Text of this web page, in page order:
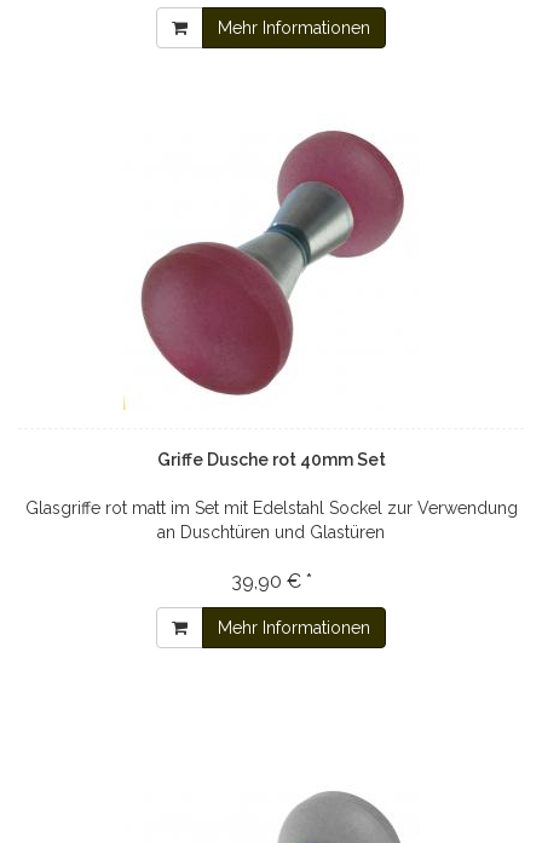
Mehr Informationen
Griffe Dusche rot 40mm Set
Glasgriffe rot matt im Set mit Edelstahl Sockel zur Verwendung
an Duschtüren und Glastüren
39,90 € *
Mehr Informationen